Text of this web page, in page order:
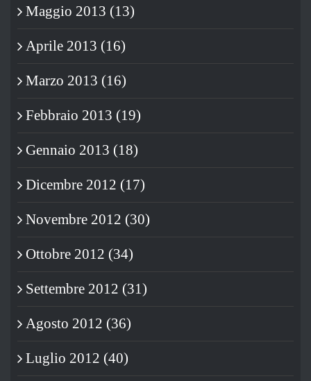
Maggio 2013 (13)
Aprile 2013 (16)
Marzo 2013 (16)
Febbraio 2013 (19)
Gennaio 2013 (18)
Dicembre 2012 (17)
Novembre 2012 (30)
Ottobre 2012 (34)
Settembre 2012 (31)
Agosto 2012 (36)
Luglio 2012 (40)